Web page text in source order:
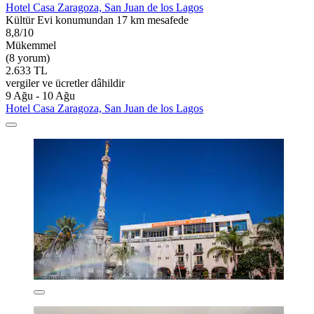
Hotel Casa Zaragoza, San Juan de los Lagos
Kültür Evi konumundan 17 km mesafede
8,8/10
Mükemmel
(8 yorum)
2.633 TL
vergiler ve ücretler dâhildir
9 Ağu - 10 Ağu
Hotel Casa Zaragoza, San Juan de los Lagos